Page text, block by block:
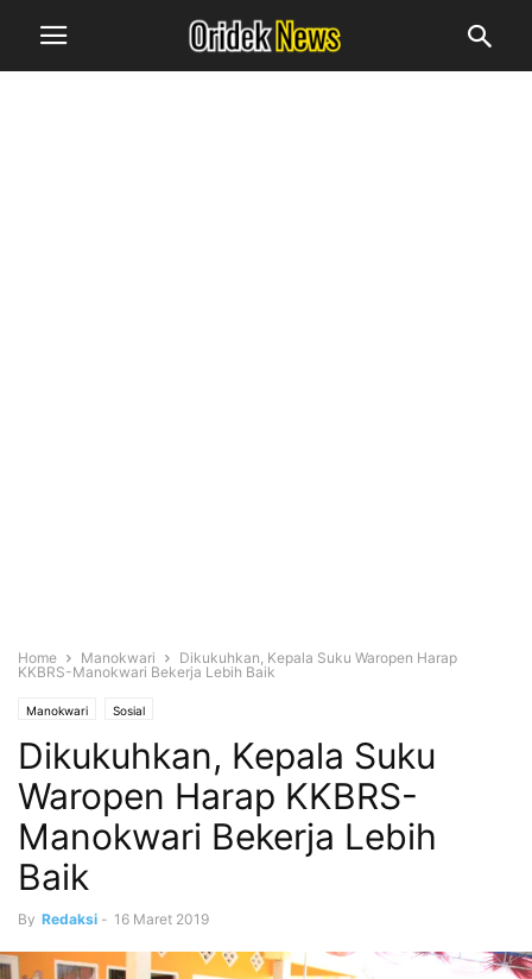
Home Manokwari
Dikukuhkan, Kepala Suku Waropen Harap
KKBRS-Manokwari Bekerja Lebih Baik
Manokwari Sosial
Dikukuhkan, Kepala Suku
Waropen Harap KKBRS-
Manokwari Bekerja Lebih
Baik
By Redaksi - 16 Maret 2019